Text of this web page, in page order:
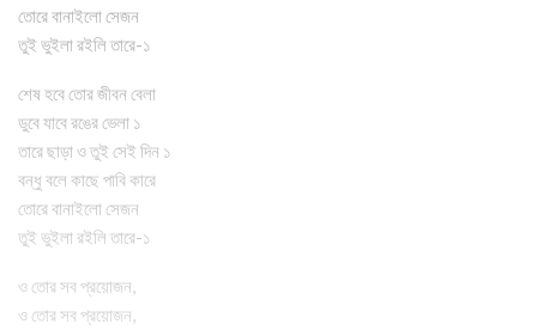
তোরে বানাইলো সেজন
তুই ভুইলা রইলি তারে-১
শেষ হবে তোর জীবন বেলা
ডুবে যাবে রঙের ভেলা ১
তারে ছাড়া ও তুই সেই দিন ১
বন্ধু বলে কাছে পাবি কারে
তোরে বানাইলো সেজন
তুই ভুইলা রইলি তারে-১
ও তোর সব প্রয়োজন,
ও তোর সব প্রয়োজন,